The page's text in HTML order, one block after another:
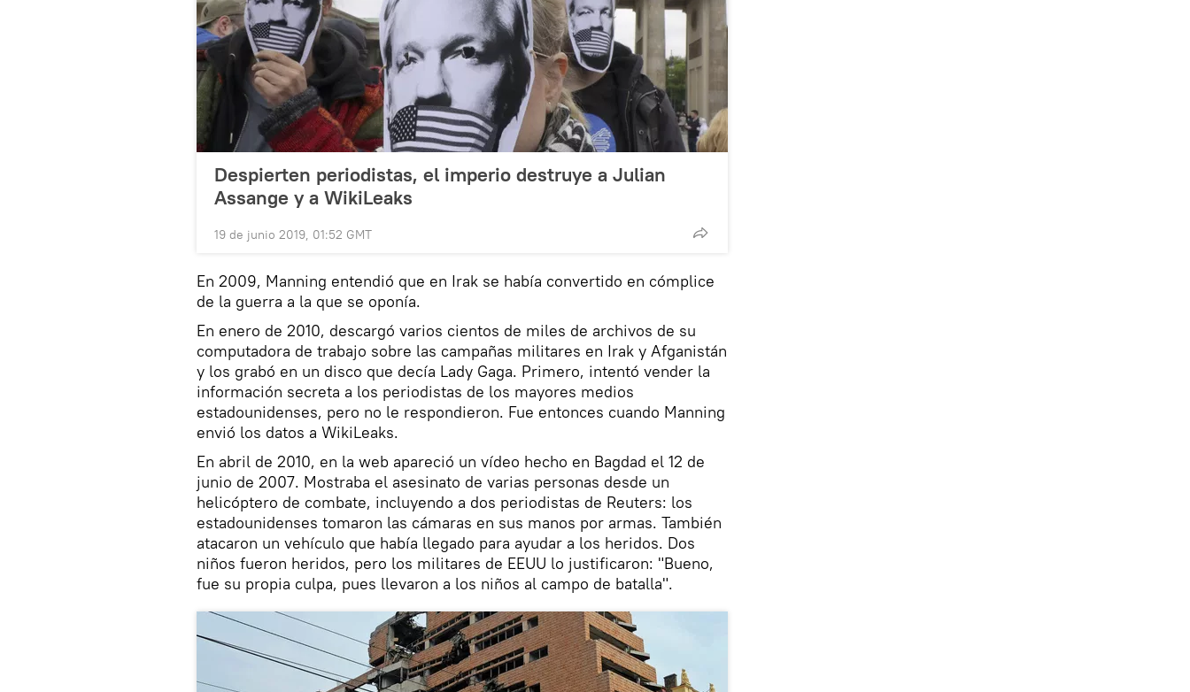
Despierten periodistas, el imperio destruye a Julian
Assange y a WikiLeaks
19 de junio 2019, 01:52 GMT
En 2009, Manning entendió que en Irak se había convertido en cómplice
de la guerra a la que se oponía.
En enero de 2010, descargó varios cientos de miles de archivos de su
computadora de trabajo sobre las campañas militares en Irak y Afganistán
y los grabó en un disco que decía Lady Gaga. Primero, intentó vender la
información secreta a los periodistas de los mayores medios
estadounidenses, pero no le respondieron. Fue entonces cuando Manning
envió los datos a WikiLeaks.
En abril de 2010, en la web apareció un vídeo hecho en Bagdad el 12 de
junio de 2007. Mostraba el asesinato de varias personas desde un
helicóptero de combate, incluyendo a dos periodistas de Reuters: los
estadounidenses tomaron las cámaras en sus manos por armas. También
atacaron un vehículo que había llegado para ayudar a los heridos. Dos
niños fueron heridos, pero los militares de EEUU lo justificaron: "Bueno,
fue su propia culpa, pues llevaron a los niños al campo de batalla".